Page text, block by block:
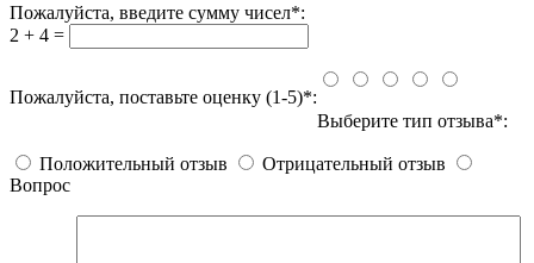
Пожалуйста, введите сумму чисел*:
2 + 4 =
Пожалуйста, поставьте оценку (1-5)*:
Выберите тип отзыва*:
Положительный отзыв
Отрицательный отзыв
Вопрос